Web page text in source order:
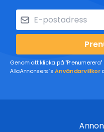
Genom att klicka på
AllaAnnonsers´sAnvändarvillkor